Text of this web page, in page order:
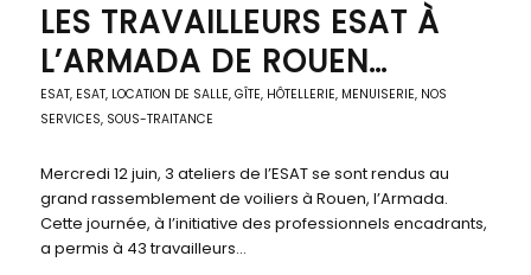
LES TRAVAILLEURS ESAT À
L’ARMADA DE ROUEN…
ESAT, ESAT, LOCATION DE SALLE, GÎTE, HÔTELLERIE, MENUISERIE, NOS
SERVICES, SOUS-TRAITANCE
Mercredi 12 juin, 3 ateliers de l’ESAT se sont rendus au
grand rassemblement de voiliers à Rouen, l’Armada.
Cette journée, à l’initiative des professionnels encadrants,
a permis à 43 travailleurs…